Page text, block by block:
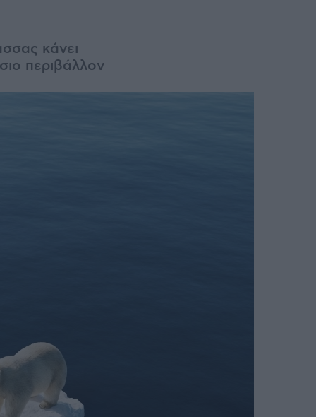
κάνει
περιβάλλον